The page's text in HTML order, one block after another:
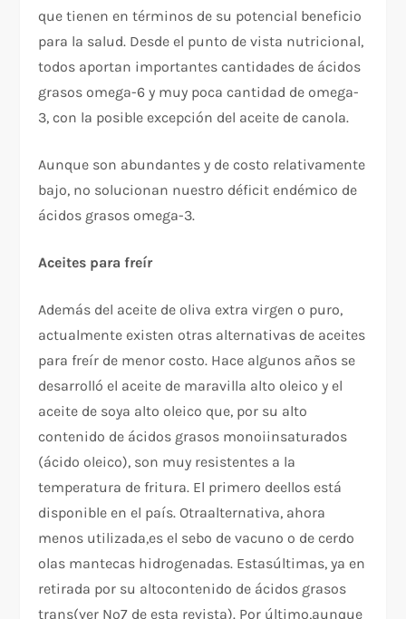
que tienen en términos de su potencial beneficio
para la salud. Desde el punto de vista nutricional,
todos aportan importantes cantidades de ácidos
grasos omega-6 y muy poca cantidad de omega-
3, con la posible excepción del aceite de canola.
Aunque son abundantes y de costo relativamente
bajo, no solucionan nuestro déficit endémico de
ácidos grasos omega-3.
Aceites para freír
Además del aceite de oliva extra virgen o puro,
actualmente existen otras alternativas de aceites
para freír de menor costo. Hace algunos años se
desarrolló el aceite de maravilla alto oleico y el
aceite de soya alto oleico que, por su alto
contenido de ácidos grasos monoiinsaturados
(ácido oleico), son muy resistentes a la
temperatura de fritura. El primero deellos está
disponible en el país. Otraalternativa, ahora
menos utilizada,es el sebo de vacuno o de cerdo
olas mantecas hidrogenadas. Estasúltimas, ya en
retirada por su altocontenido de ácidos grasos
trans(ver Nº7 de esta revista). Por último,aunque